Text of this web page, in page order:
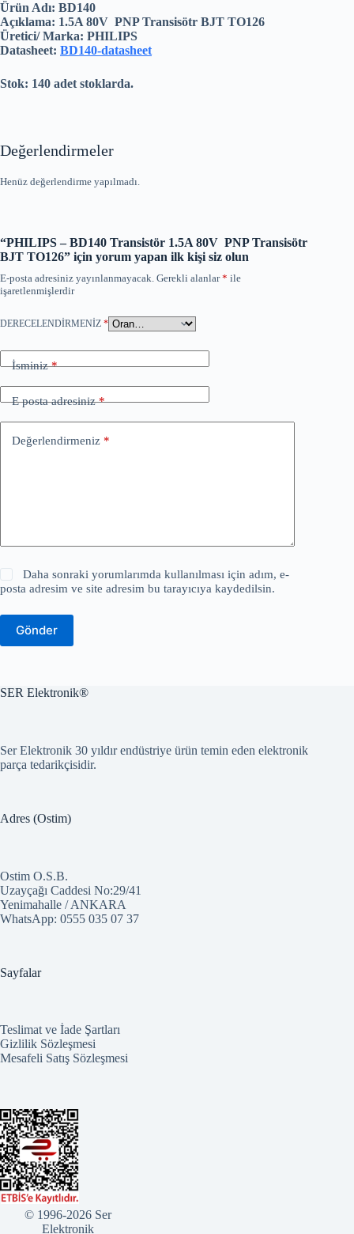
Ürün Adı: BD140
Açıklama: 1.5A 80V PNP Transisötr BJT TO126
Üretici/ Marka: PHILIPS
Datasheet: BD140-datasheet
Stok: 140 adet stoklarda.
Değerlendirmeler
Henüz değerlendirme yapılmadı.
“PHILIPS – BD140 Transistör 1.5A 80V PNP Transisötr
BJT TO126” için yorum yapan ilk kişi siz olun
E-posta adresiniz yayınlanmayacak. Gerekli alanlar* ile
işaretlenmişlerdir
DERECELENDIRMENIZ *
İsminiz*
E posta adresiniz*
Değerlendirmeniz *
Daha sonraki yorumlarımda kullanılması için adım, e-
posta adresim ve site adresim bu tarayıcıya kaydedilsin.
Gönder
SER Elektronik®
Ser Elektronik 30 yıldır endüstriye ürün temin eden elektronik
parça tedarikçisidir.
Adres (Ostim)
Ostim O.S.B.
Uzayçağı Caddesi No:29/41
Yenimahalle / ANKARA
WhatsApp: 0555 035 07 37
Sayfalar
Teslimat ve İade Şartları
Gizlilik Sözleşmesi
Mesafeli Satış Sözleşmesi
© 1996-2026 Ser
Elektronik